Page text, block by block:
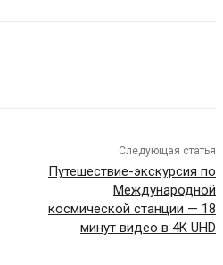
Следующая статья
Путешествие-экскурсия по
Международной
космической станции — 18
минут видео в 4K UHD